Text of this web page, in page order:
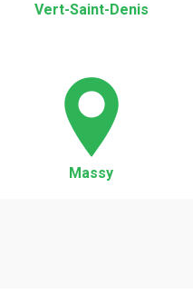
Vert-Saint-Denis
Massy